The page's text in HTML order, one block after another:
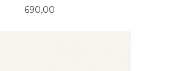
Pris
690,00